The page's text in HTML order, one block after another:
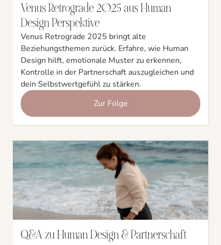
Venus Retrograde 2025 aus Human
Design Perspektive
Venus Retrograde 2025 bringt alte
Beziehungsthemen zurück. Erfahre, wie Human
Design hilft, emotionale Muster zu erkennen,
Kontrolle in der Partnerschaft auszugleichen und
dein Selbstwertgefühl zu stärken.
Zur Folge
Q&A zu Human Design & Partnerschaft